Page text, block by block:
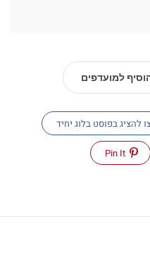
למועדפים
להציג בפוסט בלוג יחיד
Pin It